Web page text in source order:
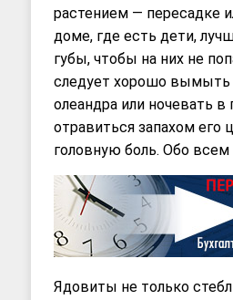
растением — пересадке
доме, где есть дети,
губы, чтобы на них не
следует хорошо вымыть
олеандра или ночевать
отравиться запахом его
головную боль. Обо
Ядовиты не только